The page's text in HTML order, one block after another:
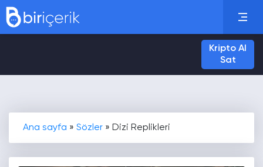
Kripto Al
Sat
Ana sayfa » Sözler » Dizi Replikleri